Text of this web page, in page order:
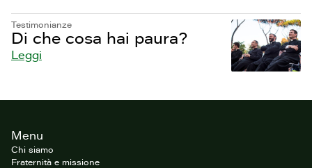
Testimonianze
Di che cosa hai paura?
Leggi
FooterMenu
Chi siamo
Fraternità e missione